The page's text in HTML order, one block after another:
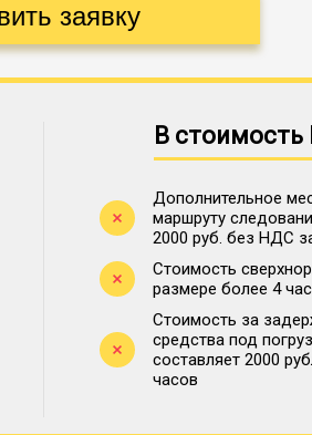
В стоимость
Дополнительное
маршруту
2000 руб. без НДС
Стоимость
размере более 4
Стоимость за
средства под
составляет 2000
часов